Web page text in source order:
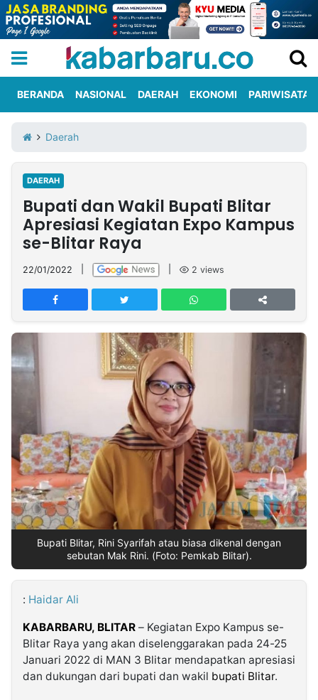
Iklan
Berita
Kami
Nasional
International
Olahraga
Entertainment
Daerah
Pariwisata
Kuliner
Kolom
Network
PT
TREETAN
INDONESIA
Partner
Insight
NTB
Suara
Time
Lens
IDN
Daily
Jogja
Jalan
Rakyat
Idealita
News
Notice
Dinamikapost.com
Radar
Baru
Seedbacklink
Follow
Kabarbaru
Kabarbaru.co
BERANDA NASIONAL DAERAH EKONOMI PARIWISATA
Daerah
DAERAH
Bupati dan Wakil Bupati Blitar
Apresiasi Kegiatan Expo Kampus
se-Blitar Raya
22/01/2022 2 views
Bupati Blitar, Rini Syarifah atau biasa dikenal dengan
sebutan Mak Rini. (Foto: Pemkab Blitar).
: Haidar Ali
KABARBARU, BLITAR – Kegiatan Expo Kampus se-
Blitar Raya yang akan diselenggarakan pada 24-25
Januari 2022 di MAN 3 Blitar mendapatkan apresiasi
dan dukungan dari bupati dan wakil bupati Blitar.